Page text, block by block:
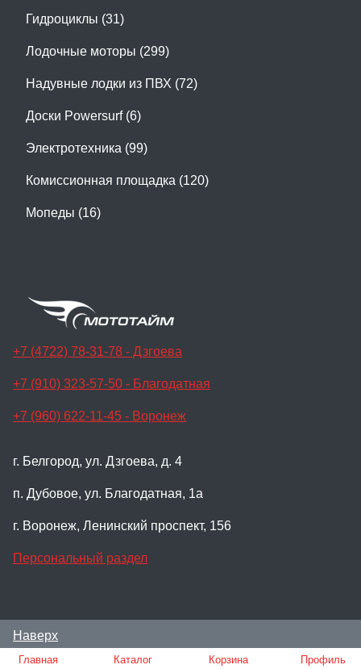
Гидроциклы (31)
Лодочные моторы (299)
Надувные лодки из ПВХ (72)
Доски Powersurf (6)
Электротехника (99)
Комиссионная площадка (120)
Мопеды (16)
+7 (4722) 78-31-78 - Дзгоева
+7 (910) 323-57-50 - Благодатная
+7 (960) 622-11-45 - Воронеж
г. Белгород, ул. Дзгоева, д. 4
п. Дубовое, ул. Благодатная, 1а
г. Воронеж, Ленинский проспект, 156
Персональный раздел
Наверх
© Мотосалон Мото-Тайм, 2024
Главная Каталог Корзина Профиль